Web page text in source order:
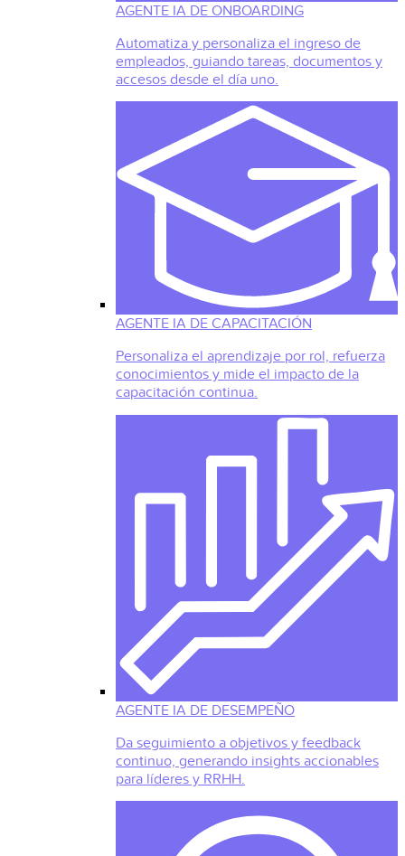
AGENTE IA DE ONBOARDING
Automatiza y personaliza el ingreso de
empleados, guiando tareas, documentos y
accesos desde el día uno.
AGENTE IA DE CAPACITACIÓN
Personaliza el aprendizaje por rol, refuerza
conocimientos y mide el impacto de la
capacitación continua.
AGENTE IA DE DESEMPEÑO
Da seguimiento a objetivos y feedback
continuo, generando insights accionables
para líderes y RRHH.